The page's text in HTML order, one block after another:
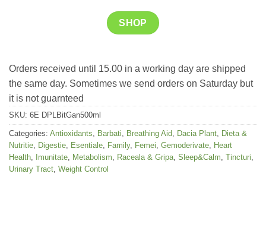
SHOP
Orders received until 15.00 in a working day are shipped
the same day. Sometimes we send orders on Saturday but
it is not guarnteed
SKU: 6E DPLBitGan500ml
Categories: Antioxidants, Barbati, Breathing Aid, Dacia Plant, Dieta &
Nutritie, Digestie, Esentiale, Family, Femei, Gemoderivate, Heart
Health, Imunitate, Metabolism, Raceala & Gripa, Sleep&Calm, Tincturi,
Urinary Tract, Weight Control